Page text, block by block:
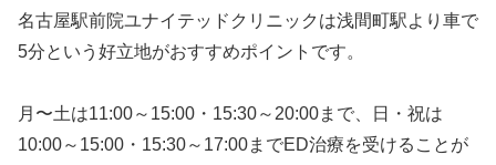
名古屋駅前院ユナイテッドクリニックは浅間町駅より車で
5分という好立地がおすすめポイントです。
月〜土は11:00～15:00・15:30～20:00まで、日・祝は
10:00～15:00・15:30～17:00までED治療を受けることが